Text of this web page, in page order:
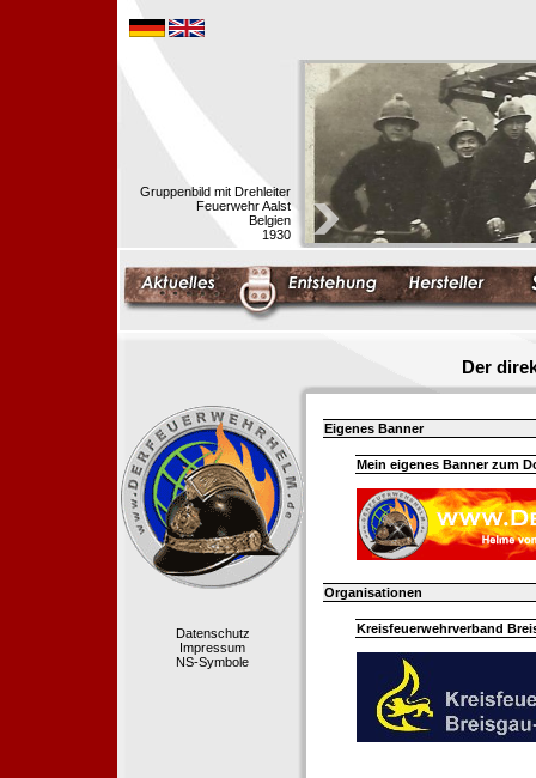
Gruppenbild mit Drehleiter
Feuerwehr Aalst
Belgien
1930
Der
Datenschutz
Impressum
NS-Symbole
Eigenes Banner
Mein eigenes Banner zum
Organisationen
Kreisfeuerwehrverband